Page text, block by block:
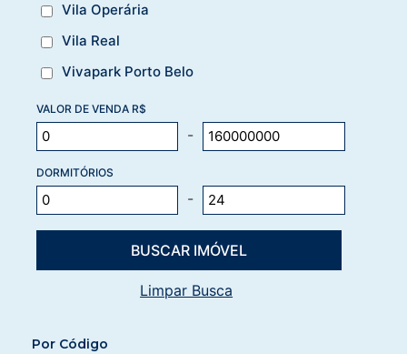
Vila Operária
Vila Real
Vivapark Porto Belo
VALOR DE VENDA R$
-
DORMITÓRIOS
-
Limpar Busca
Por Código